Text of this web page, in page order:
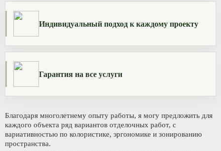
Индивидуальный подход к каждому проекту
Гарантия на все услуги
Благодаря многолетнему опыту работы, я могу предложить для
каждого объекта ряд вариантов отделочных работ, с
вариативностью по колористике, эргономике и зонированию
пространства.